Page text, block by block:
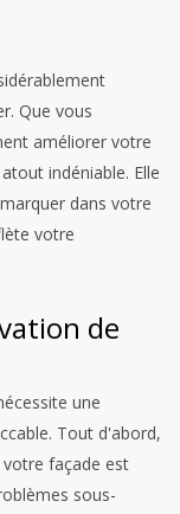
Que vous
améliorer votre
indéniable. Elle
dans votre
votre
de
une
Tout d'abord,
façade est
sous-